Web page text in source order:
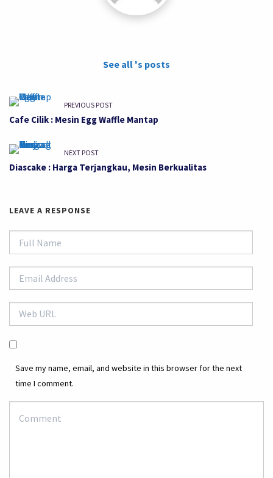
See all 's posts
PREVIOUS POST
Cafe Cilik : Mesin Egg Waffle Mantap
NEXT POST
Diascake : Harga Terjangkau, Mesin Berkualitas
LEAVE A RESPONSE
Save my name, email, and website in this browser for the next
time I comment.